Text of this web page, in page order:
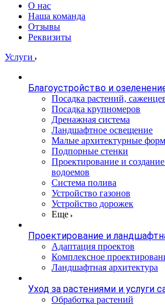
О нас
Наша команда
Отзывы
Реквизиты
Услуги
Благоустройство и
Посадка растений,
Посадка крупномеров
Дренажная система
Ландшафтное освещение
Малые архитектурные
Подпорные стенки
Проектирование и
водоемов
Система полива
Устройство газонов
Устройство дорожек
Еще
Проектирование и
Адаптация проектов
Комплексное
Ландшафтная архитектура
Уход за растениями и услуги
Обработка растений